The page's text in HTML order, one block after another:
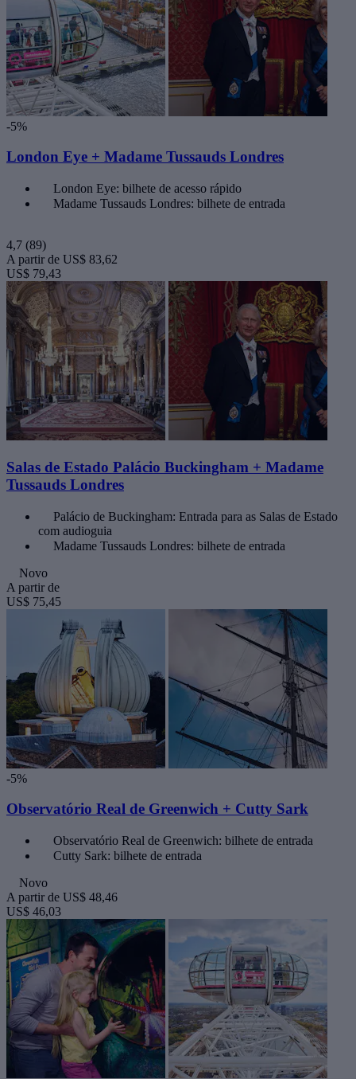
-5%
London Eye + Madame Tussauds Londres
London Eye: bilhete de acesso rápido
Madame Tussauds Londres: bilhete de entrada
4,7 (89)
A partir de US$ 83,62
US$ 79,43
Salas de Estado Palácio Buckingham + Madame
Tussauds Londres
Palácio de Buckingham: Entrada para as Salas de Estado
com audioguia
Madame Tussauds Londres: bilhete de entrada
Novo
A partir de
US$ 75,45
-5%
Observatório Real de Greenwich + Cutty Sark
Observatório Real de Greenwich: bilhete de entrada
Cutty Sark: bilhete de entrada
Novo
A partir de US$ 48,46
US$ 46,03